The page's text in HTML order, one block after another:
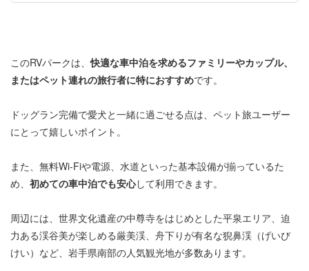
このRVパークは、快適な車中泊を求めるファミリーやカップル、
またはペット連れの旅行者に特におすすめです。
ドッグラン完備で愛犬と一緒に過ごせる点は、ペット旅ユーザー
にとって嬉しいポイント。
また、無料Wi‑Fiや電源、水道といった基本設備が揃っているた
め、 初めての車中泊でも安心して利用できます。
周辺には、世界文化遺産の中尊寺をはじめとした平泉エリア、迫
力ある渓谷美が楽しめる厳美渓、舟下りが有名な猊鼻渓（げいび
けい）など、岩手県南部の人気観光地が多数あります。